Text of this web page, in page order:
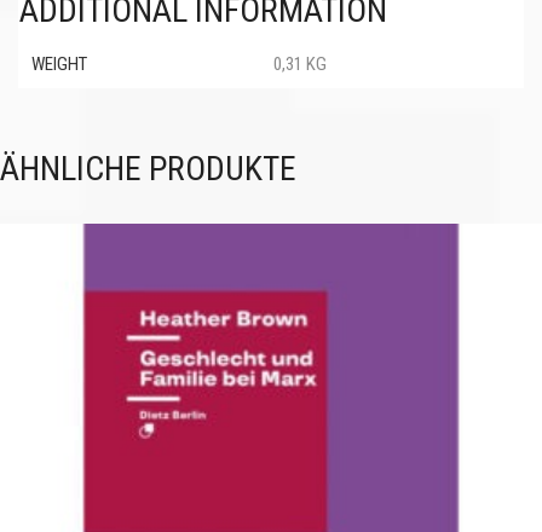
ADDITIONAL INFORMATION
WEIGHT 0,31 KG
ÄHNLICHE PRODUKTE